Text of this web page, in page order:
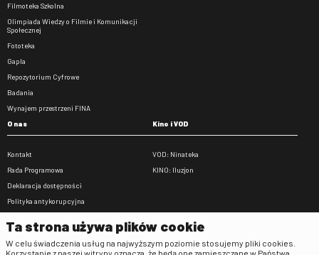
Filmoteka Szkolna
Olimpiada Wiedzy o Filmie i Komunikacji
Społecznej
Fototeka
Gapla
Repozytorium Cyfrowe
Badania
Wynajem przestrzeni FINA
O nas
Kontakt
Rada Programowa
Deklaracja dostępności
Polityka antykorupcyjna
Zamówienia publiczne
Praca w FINA
Kino i VOD
VOD: Ninateka
KINO: Iluzjon
Ta strona używa plików cookie
W celu świadczenia usług na najwyższym poziomie stosujemy pliki cookies.
Korzystanie z naszej witryny oznacza, że będą one zamieszczane w Państwa